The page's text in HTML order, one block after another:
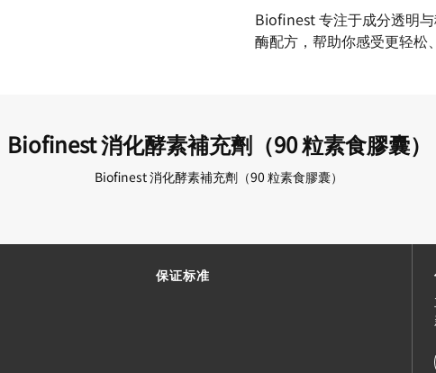
Biofinest 专注于成分透明
酶配方，帮助你感受更轻松
Biofinest 消化酵素補充劑（90 粒素食膠囊）
Biofinest 消化酵素補充劑（90 粒素食膠囊）
保证标准